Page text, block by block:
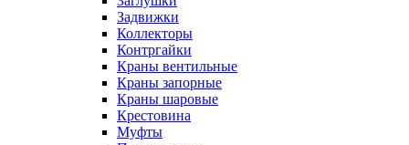
Задвижки
Коллекторы
Контргайки
Краны вентильные
Краны запорные
Краны шаровые
Крестовина
Муфты